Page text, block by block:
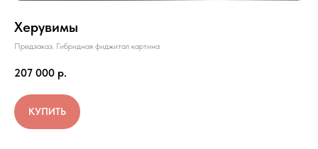
Херувимы
Предзаказ. Гибридная фиджитал картина
207 000 р.
КУПИТЬ